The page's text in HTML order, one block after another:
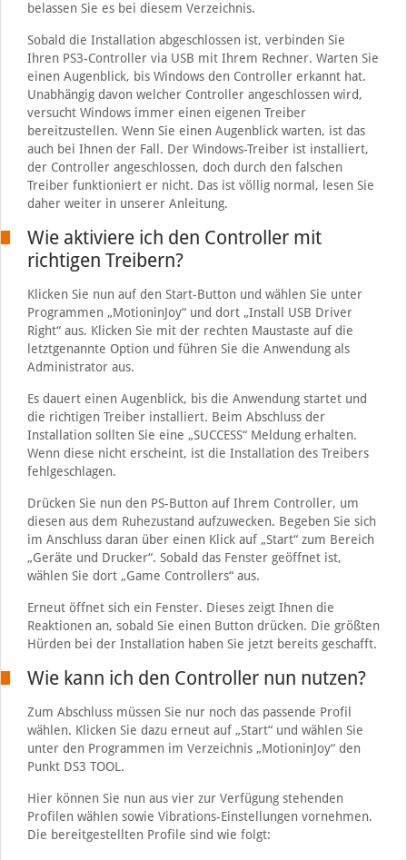
belassen Sie es bei diesem Verzeichnis.
Sobald die Installation abgeschlossen ist, verbinden Sie
Ihren PS3-Controller via USB mit Ihrem Rechner. Warten Sie
einen Augenblick, bis Windows den Controller erkannt hat.
Unabhängig davon welcher Controller angeschlossen wird,
versucht Windows immer einen eigenen Treiber
bereitzustellen. Wenn Sie einen Augenblick warten, ist das
auch bei Ihnen der Fall. Der Windows-Treiber ist installiert,
der Controller angeschlossen, doch durch den falschen
Treiber funktioniert er nicht. Das ist völlig normal, lesen Sie
daher weiter in unserer Anleitung.
Wie aktiviere ich den Controller mit
richtigen Treibern?
Klicken Sie nun auf den Start-Button und wählen Sie unter
Programmen „MotioninJoy“ und dort „Install USB Driver
Right“ aus. Klicken Sie mit der rechten Maustaste auf die
letztgenannte Option und führen Sie die Anwendung als
Administrator aus.
Es dauert einen Augenblick, bis die Anwendung startet und
die richtigen Treiber installiert. Beim Abschluss der
Installation sollten Sie eine „SUCCESS“ Meldung erhalten.
Wenn diese nicht erscheint, ist die Installation des Treibers
fehlgeschlagen.
Drücken Sie nun den PS-Button auf Ihrem Controller, um
diesen aus dem Ruhezustand aufzuwecken. Begeben Sie sich
im Anschluss daran über einen Klick auf „Start“ zum Bereich
„Geräte und Drucker“. Sobald das Fenster geöffnet ist,
wählen Sie dort „Game Controllers“ aus.
Erneut öffnet sich ein Fenster. Dieses zeigt Ihnen die
Reaktionen an, sobald Sie einen Button drücken. Die größten
Hürden bei der Installation haben Sie jetzt bereits geschafft.
Wie kann ich den Controller nun nutzen?
Zum Abschluss müssen Sie nur noch das passende Profil
wählen. Klicken Sie dazu erneut auf „Start“ und wählen Sie
unter den Programmen im Verzeichnis „MotioninJoy“ den
Punkt DS3 TOOL.
Hier können Sie nun aus vier zur Verfügung stehenden
Profilen wählen sowie Vibrations-Einstellungen vornehmen.
Die bereitgestellten Profile sind wie folgt: